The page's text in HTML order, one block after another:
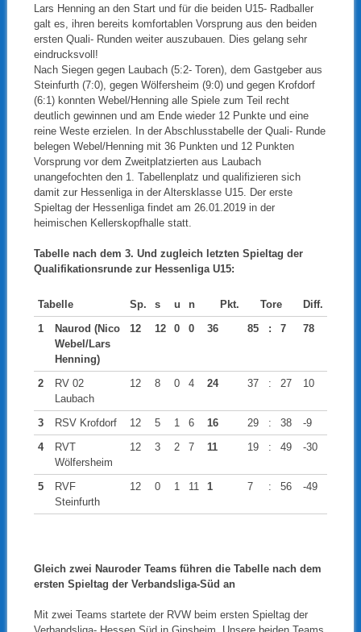
Lars Henning an den Start und für die beiden U15- Radballer
galt es, ihren bereits komfortablen Vorsprung aus den beiden
ersten Quali- Runden weiter auszubauen. Dies gelang sehr
eindrucksvoll!
Nach Siegen gegen Laubach (5:2- Toren), dem Gastgeber aus
Steinfurth (7:0), gegen Wölfersheim (9:0) und gegen Krofdorf
(6:1) konnten Webel/Henning alle Spiele zum Teil recht
deutlich gewinnen und am Ende wieder 12 Punkte und eine
reine Weste erzielen. In der Abschlusstabelle der Quali- Runde
belegen Webel/Henning mit 36 Punkten und 12 Punkten
Vorsprung vor dem Zweitplatzierten aus Laubach
unangefochten den 1. Tabellenplatz und qualifizieren sich
damit zur Hessenliga in der Altersklasse U15. Der erste
Spieltag der Hessenliga findet am 26.01.2019 in der
heimischen Kellerskopfhalle statt.
Tabelle nach dem 3. Und zugleich letzten Spieltag der
Qualifikationsrunde zur Hessenliga U15:
Tabelle Sp. s u n Pkt. Tore
Diff.
1
Naurod (Nico
Webel/Lars
Henning)
12 12 0 0 36 85 : 7 78
2
RV 02
Laubach
12 8 0 4 24 37 : 27 10
3 RSV Krofdorf 12 5 1 6 16 29 : 38
-9
4
RVT
Wölfersheim
12 3 2 7 11 19 : 49 -30
5
RVF
Steinfurth
12 0 1 11 1 7 : 56 -49
Gleich zwei Nauroder Teams führen die Tabelle nach dem
ersten Spieltag der Verbandsliga-Süd an
Mit zwei Teams startete der RVW beim ersten Spieltag der